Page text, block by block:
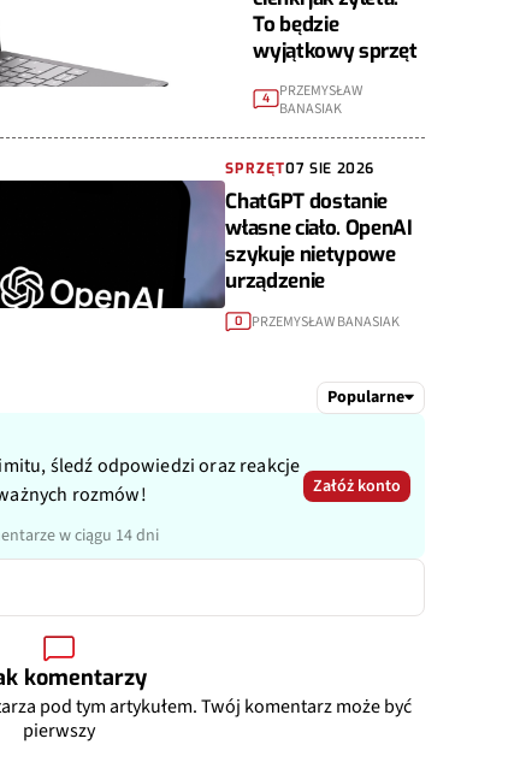
To będzie
wyjątkowy sprzęt
4
PRZEMYSŁAW
BANASIAK
SPRZĘT07 SIE 2026
ChatGPT dostanie
własne ciało. OpenAI
szykuje nietypowe
urządzenie
0 PRZEMYSŁAW BANASIAK
Popularne
śledź odpowiedzi oraz reakcje
rozmów!
w ciągu 14 dni
Załóż konto
komentarzy
pod tym artykułem. Twój komentarz może być
pierwszy